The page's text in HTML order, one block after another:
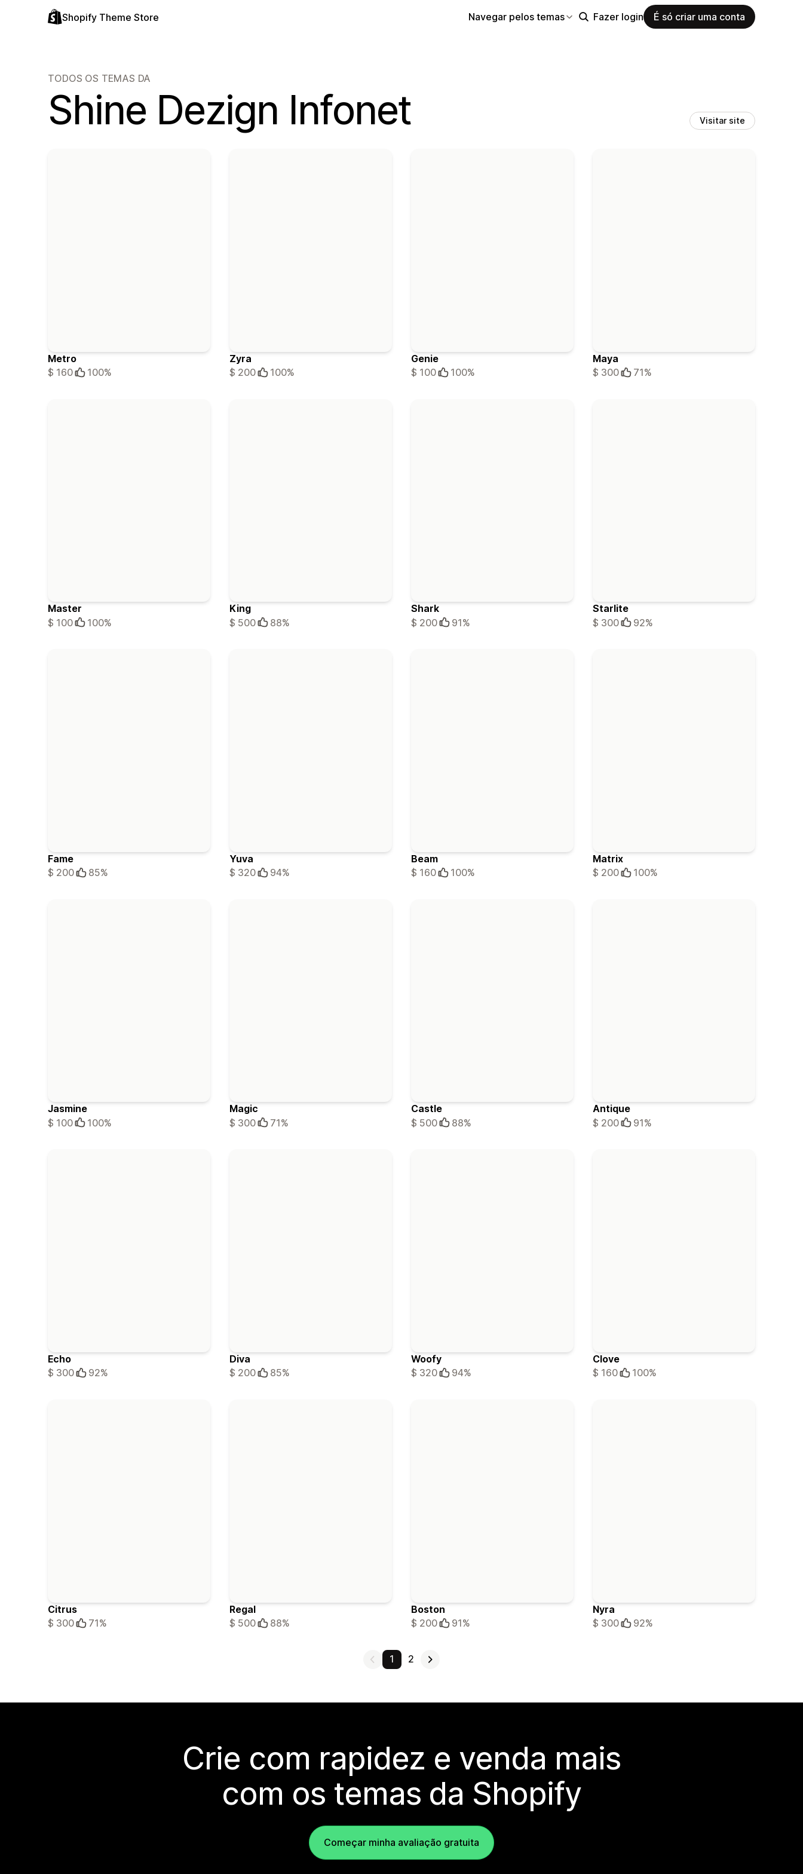
Shopify Theme Store Navegar pelos temas Fazer login É só criar uma conta
TODOS OS TEMAS DA
Shine Dezign Infonet Visitar site
Metro
$ 160
100%
Zyra
$ 200
100%
Genie
$ 100
100%
Maya
$ 300
71%
Master
$ 100
100%
King
$ 500
88%
Shark
$ 200
91%
Starlite
$ 300
92%
Fame
$ 200
85%
Yuva
$ 320
94%
Beam
$ 160
100%
Matrix
$ 200
100%
Jasmine
$ 100
100%
Magic
$ 300
71%
Castle
$ 500
88%
Antique
$ 200
91%
Echo
$ 300
92%
Diva
$ 200
85%
Woofy
$ 320
94%
Clove
$ 160
100%
Citrus
$ 300
71%
Regal
$ 500
88%
Boston
$ 200
91%
Nyra
$ 300
92%
1 2
Crie com rapidez e venda mais
com os temas da Shopify
Começar minha avaliação gratuita